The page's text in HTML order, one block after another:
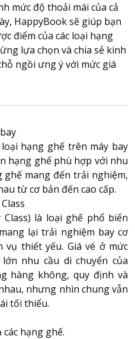
mức độ thoải mái của cả
HappyBook sẽ giúp bạn
điểm của các loại hạng
lựa chọn và chia sẻ kinh
ngồi ưng ý với mức giá
loại hạng ghế trên máy bay
hạng ghế phù hợp với nhu
ghế mang đến trải nghiệm,
từ cơ bản đến cao cấp.
là loại ghế phổ biến
lại trải nghiệm bay cơ
vụ thiết yếu. Giá vé ở mức
nhu cầu di chuyển của
hàng không, quy định và
nhưng nhìn chung vẫn
tối thiểu.
hạng ghế.